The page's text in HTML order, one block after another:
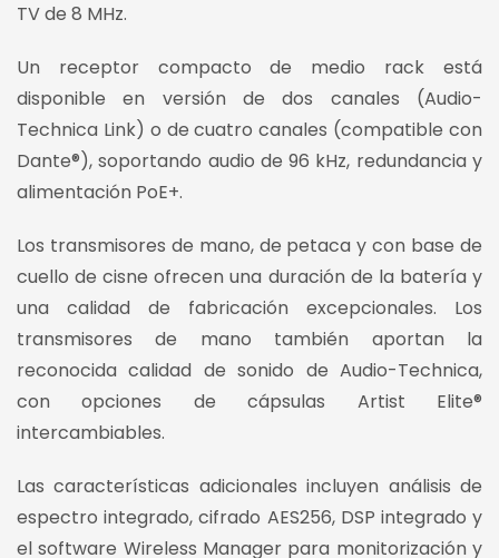
TV de 8 MHz.
Un receptor compacto de medio rack está
disponible en versión de dos canales (Audio-
Technica Link) o de cuatro canales (compatible con
Dante®), soportando audio de 96 kHz, redundancia y
alimentación PoE+.
Los transmisores de mano, de petaca y con base de
cuello de cisne ofrecen una duración de la batería y
una calidad de fabricación excepcionales. Los
transmisores de mano también aportan la
reconocida calidad de sonido de Audio-Technica,
con opciones de cápsulas Artist Elite®
intercambiables.
Las características adicionales incluyen análisis de
espectro integrado, cifrado AES256, DSP integrado y
el software Wireless Manager para monitorización y